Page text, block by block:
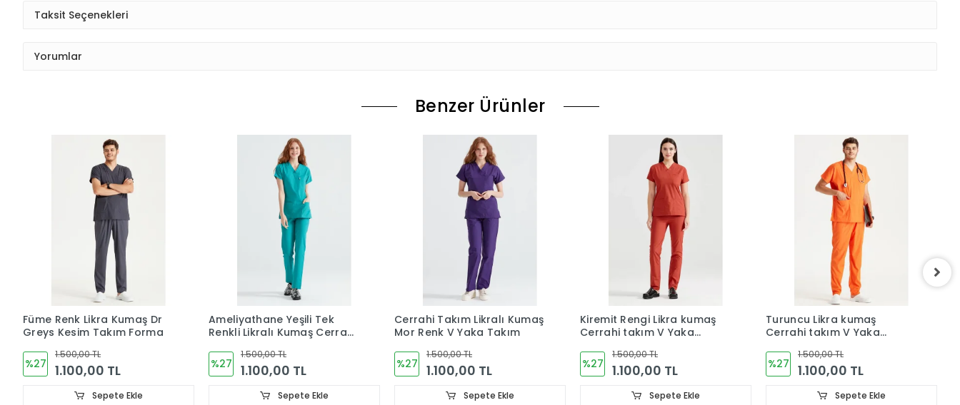
Taksit Seçenekleri
Yorumlar
Benzer Ürünler
Füme Renk Likra Kumaş Dr
Greys Kesim Takım Forma
%27
1.500,00 TL
1.100,00 TL
Sepete Ekle
Ameliyathane Yeşili Tek
Renkli Likralı Kumaş Cerrahi
%27
1.500,00 TL
1.100,00 TL
Sepete Ekle
Cerrahi Takım Likralı Kumaş
Mor Renk V Yaka Takım
%27
1.500,00 TL
1.100,00 TL
Sepete Ekle
Kiremit Rengi Likra kumaş
Cerrahi takım V Yaka
%27
1.500,00 TL
1.100,00 TL
Sepete Ekle
Turuncu Likra kumaş
Cerrahi takım V Yaka
%27
1.500,00 TL
1.100,00 TL
Sepete Ekle